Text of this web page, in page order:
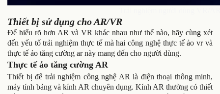
Thiết bị sử dụng cho AR/VR
Để hiểu rõ hơn AR và VR khác nhau như thế nào, hãy cùng xét
đến yếu tố trải nghiệm thực tế mà hai công nghệ thực tế ảo vr và
thực tế ảo tăng cường ar này mang đến cho người dùng.
Thực tế ảo tăng cường AR
Thiết bị để trải nghiệm công nghệ AR là điện thoại thông minh,
máy tính bảng và kính AR chuyên dụng. Kính AR thường có thiết